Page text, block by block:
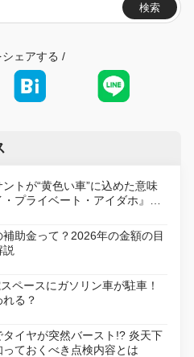
検索
ェアする /
トが“黄色い車”に込めた意味
プライベート・アイダホ』が
ター版で復活
助金って？2026年の金額の目
ペースにガソリン車が駐車！
る？
イヤが突然バースト!? 炎天下
ておくべき点検内容とは